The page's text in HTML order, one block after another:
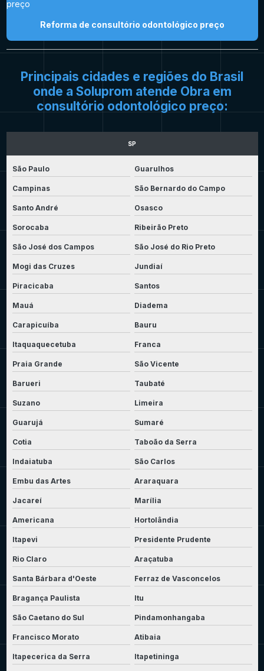
Reforma de consultório odontológico preço
Principais cidades e regiões do Brasil
onde a Soluprom atende Obra em
consultório odontológico preço:
SP
São Paulo Guarulhos
Campinas São Bernardo do Campo
Santo André Osasco
Sorocaba Ribeirão Preto
São José dos Campos São José do Rio Preto
Mogi das Cruzes Jundiaí
Piracicaba Santos
Mauá Diadema
Carapicuíba Bauru
Itaquaquecetuba Franca
Praia Grande São Vicente
Barueri Taubaté
Suzano Limeira
Guarujá Sumaré
Cotia Taboão da Serra
Indaiatuba São Carlos
Embu das Artes Araraquara
Jacareí Marília
Americana Hortolândia
Itapevi Presidente Prudente
Rio Claro Araçatuba
Santa Bárbara d'Oeste Ferraz de Vasconcelos
Bragança Paulista Itu
São Caetano do Sul Pindamonhangaba
Francisco Morato Atibaia
Itapecerica da Serra Itapetininga